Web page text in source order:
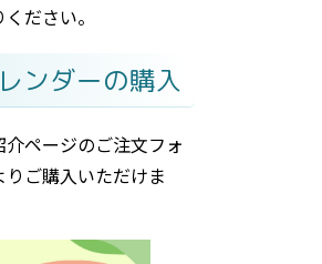
ださい。
ンダーの購入
介ページのご注文フォ
りご購入いただけま